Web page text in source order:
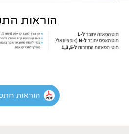
הוראות
הוראות